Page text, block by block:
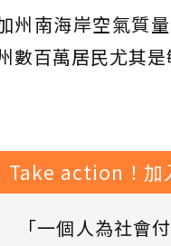
州南海岸空氣質
數百萬居民尤其
Take action！加
「一個人為社會